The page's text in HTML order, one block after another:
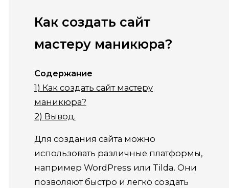
Как создать сайт
мастеру маникюра?
Содержание
1) Как создать сайт мастеру
маникюра?
2) Вывод.
Для создания сайта можно
использовать различные платформы,
например WordPress или Tilda. Они
позволяют быстро и легко создать